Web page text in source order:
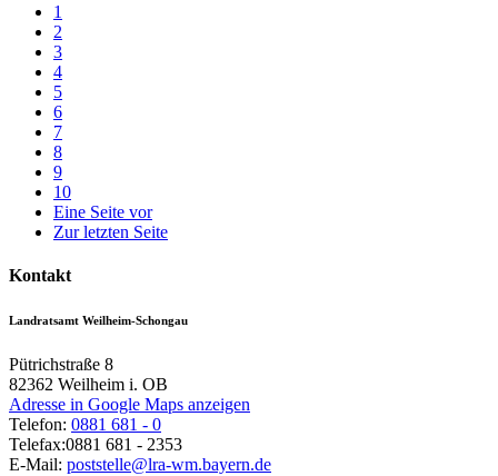
1
2
3
4
5
6
7
8
9
10
Eine Seite vor
Zur letzten Seite
Kontakt
Landratsamt Weilheim-Schongau
Pütrichstraße 8
82362 Weilheim i. OB
Adresse in Google Maps anzeigen
Telefon: 0881 681 - 0
Telefax:0881 681 - 2353
E-Mail: poststelle@lra-wm.bayern.de